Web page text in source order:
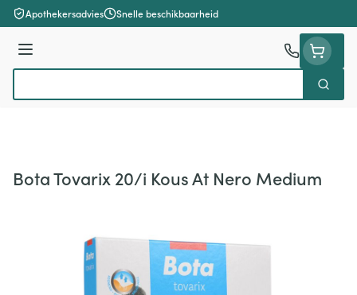
Ga naar de inhoud
Apothekersadvies Snelle beschikbaarheid
Menu
Zoek
Bota Tovarix 20/i Kous At Nero Medium